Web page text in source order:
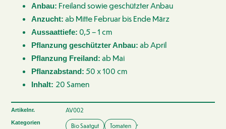
Anbau: Freiland sowie geschützter Anbau
Anzucht: ab Mitte Februar bis Ende März
Aussaattiefe: 0,5 – 1 cm
Pflanzung geschützter Anbau: ab April
Pflanzung Freiland: ab Mai
Pflanzabstand: 50 x 100 cm
Inhalt: 20 Samen
Artikelnr. AV002
Kategorien Bio Saatgut Tomaten